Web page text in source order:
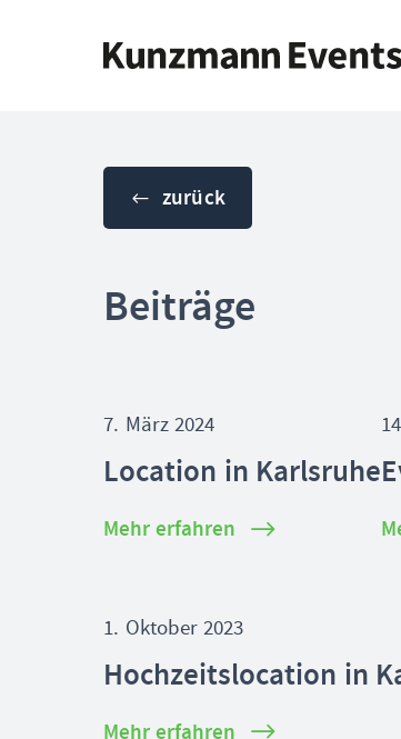
zurück
Beiträge
7. März 2024
Location in Karlsruhe
Mehr erfahren
1. Oktober 2023
Hochzeitslocation in
Mehr erfahren